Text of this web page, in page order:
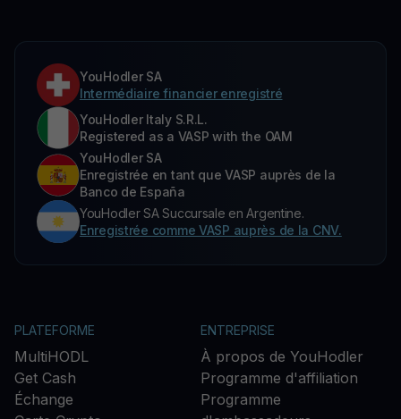
YouHodler SA
Intermédiaire financier enregistré
YouHodler Italy S.R.L.
Registered as a VASP with the OAM
YouHodler SA
Enregistrée en tant que VASP auprès de la
Banco de España
YouHodler SA Succursale en Argentine.
Enregistrée comme VASP auprès de la CNV.
PLATEFORME
MultiHODL
Get Cash
Échange
ENTREPRISE
À propos de YouHodler
Programme d'affiliation
Programme